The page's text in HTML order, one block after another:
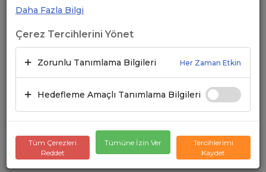
13.09.2021
Daha Fazla Bilgi
Çerez Tercihlerini Yönet
Zorunlu Tanımlama Bilgileri Her Zaman Etkin
Hedefleme Amaçlı Tanımlama Bilgileri
Tüm Çerezleri
Reddet
Tümüne İzin Ver
Tercihlerimi
Kaydet